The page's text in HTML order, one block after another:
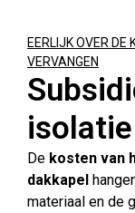
EERLIJK OVER DE
VERVANGEN
De kosten van
dakkapel
materiaal en de